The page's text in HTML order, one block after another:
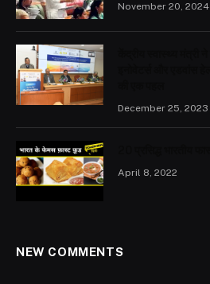
November 20, 2024
December 25, 2023
April 8, 2022
NEW COMMENTS